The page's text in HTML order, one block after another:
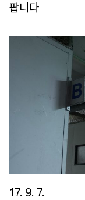
팝니다
17. 9. 7.